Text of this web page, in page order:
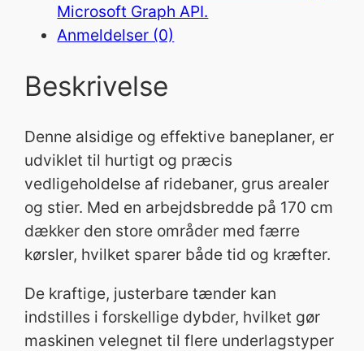
e
r
T
V
-
1
7
0
a
n
Microsoft Graph API.
Anmeldelser (0)
Beskrivelse
Denne alsidige og effektive baneplaner, er
udviklet til hurtigt og præcis
vedligeholdelse af ridebaner, grus arealer
og stier. Med en arbejdsbredde på 170 cm
dækker den store områder med færre
kørsler, hvilket sparer både tid og kræfter.
De kraftige, justerbare tænder kan
indstilles i forskellige dybder, hvilket gør
maskinen velegnet til flere underlagstyper